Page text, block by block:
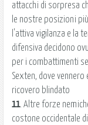
attacchi di sorpresa
le nostre posizioni
l'attiva vigilanza e la
difensiva decidono
per i combattimenti
Sexten, dove
ricovero blindato
11. Altre forze
costone occidentale